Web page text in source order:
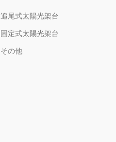
追尾式太陽光架台
固定式太陽光架台
その他